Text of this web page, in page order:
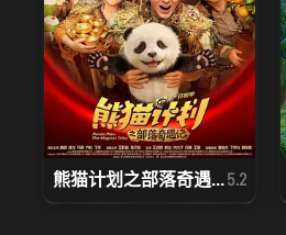
熊猫计划之部落奇遇...5.2